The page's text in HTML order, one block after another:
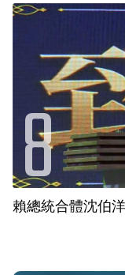
賴總統合體沈伯